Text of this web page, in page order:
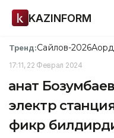
KAZINFORM
Тренд:Сайлов-2026
17:11, 22 Феврал 2024
Қанат
электр
фикр